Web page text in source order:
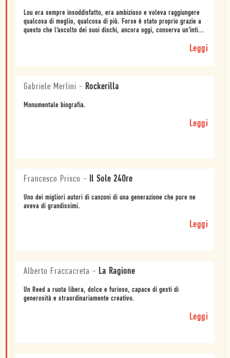
Lou era sempre insoddisfatto, era ambizioso e voleva raggiungere
qualcosa di meglio, qualcosa di più. Forse è stato proprio grazie a
questo che l’ascolto dei suoi dischi, ancora oggi, conserva un’inti...
Leggi
Gabriele Merlini - Rockerilla
Monumentale biografia.
Leggi
Francesco Prisco - Il Sole 24Ore
Uno dei migliori autori di canzoni di una generazione che pure ne
aveva di grandissimi.
Leggi
Alberto Fraccacreta - La Ragione
Un Reed a ruota libera, dolce e furioso, capace di gesti di
generosità e straordinariamente creativo.
Leggi